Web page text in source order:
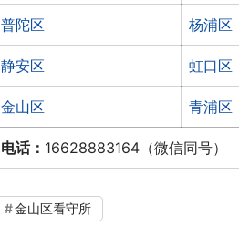
普陀区 杨浦区
静安区 虹口区
金山区 青浦区
电话： 16628883164（微信同号）
金山区看守所